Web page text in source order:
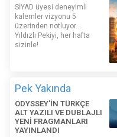
SİYAD üyesi deneyimli
kalemler vizyonu 5
üzerinden notluyor...
Yıldızlı Pekiyi, her hafta
sizinle!
Pek Yakında
ODYSSEY'İN TÜRKÇE
ALT YAZILI VE DUBLAJLI
YENİ FRAGMANLARI
YAYINLANDI